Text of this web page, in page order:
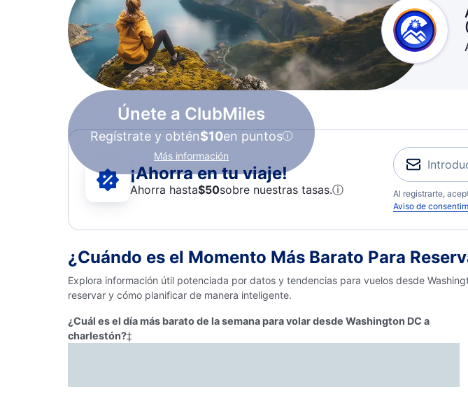
Únete a ClubMiles
Regístrate y obtén$10en puntos
Más información
(
¡Ahorra en tu viaje!
Ahorra hasta$50sobre nuestras tasas.ⓘ
Al registrarte,
Aviso de
¿Cuándo es el Momento Más Barato Para
Explora información útil potenciada por datos y tendencias para vuelos desde
reservar y cómo planificar de manera inteligente.
¿Cuál es el día más barato de la semana para volar desde Washington DC a
charlestón?‡